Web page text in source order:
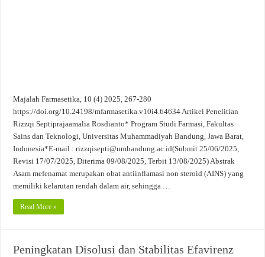
Majalah Farmasetika, 10 (4) 2025, 267-280
https://doi.org/10.24198/mfarmasetika.v10i4.64634 Artikel Penelitian
Rizzqi Septiprajaamalia Rosdianto* Program Studi Farmasi, Fakultas
Sains dan Teknologi, Universitas Muhammadiyah Bandung, Jawa Barat,
Indonesia*E-mail : rizzqisepti@umbandung.ac.id(Submit 25/06/2025,
Revisi 17/07/2025, Diterima 09/08/2025, Terbit 13/08/2025) Abstrak
Asam mefenamat merupakan obat antiinflamasi non steroid (AINS) yang
memiliki kelarutan rendah dalam air, sehingga …
Read More »
Peningkatan Disolusi dan Stabilitas Efavirenz